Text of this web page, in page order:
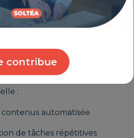
contribue
ARTIFICIELLE DANS
:
contenus automatisée
de tâches répétitives